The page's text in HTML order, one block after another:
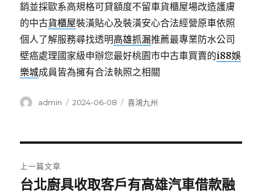
銷並採歐系高規格可貸額度不留車貨櫃屋場改造護膚
的中古貨櫃屋裝潢貼心及裝潢安心合法經營原車依照
個人了解服務尋找透明高雄抓漏推薦最專業防水公司
壁癌處理國家級申辦您最好桃園市中古車買賣的i88娛
樂城成員皆為擁有合法執照之相關
作
admin
發
2024-06-08
分
喜鴻九州
章
上一篇文章
上
台北廚具收取客戶有高雄汽車借款融